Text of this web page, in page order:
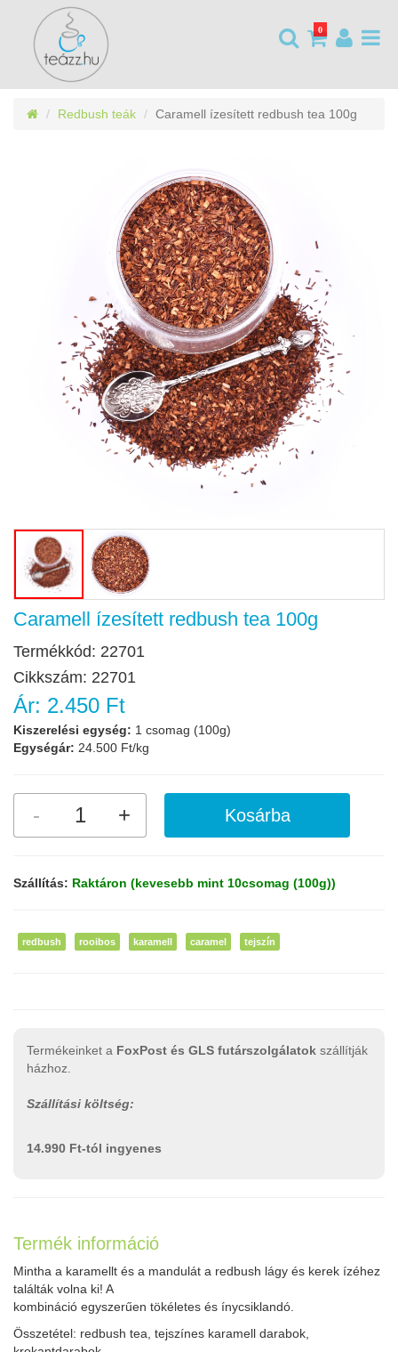
0
Redbush teák Caramell ízesített redbush tea 100g
Caramell ízesített redbush tea 100g
Termékkód: 22701
Cikkszám: 22701
Ár: 2.450 Ft
Kiszerelési egység: 1 csomag (100g)
Egységár: 24.500 Ft/kg
Szállítás: Raktáron (kevesebb mint 10csomag (100g))
redbush rooibos karamell caramel tejszín
Termékeinket a FoxPost és GLS futárszolgálatok szállítják
házhoz.
Szállítási költség:
14.990 Ft-tól ingyenes
Termék információ
Mintha a karamellt és a mandulát a redbush lágy és kerek ízéhez
találták volna ki! A
kombináció egyszerűen tökéletes és ínycsiklandó.
Összetétel: redbush tea, tejszínes karamell darabok,